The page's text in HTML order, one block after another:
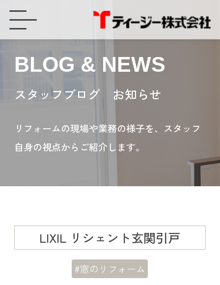
BLOG & NEWS
スタッフブログ お知らせ
リフォームの現場や業務の様子を、スタッフ
自身の視点からご紹介します。
LIXIL リシェント玄関引戸
#窓のリフォーム